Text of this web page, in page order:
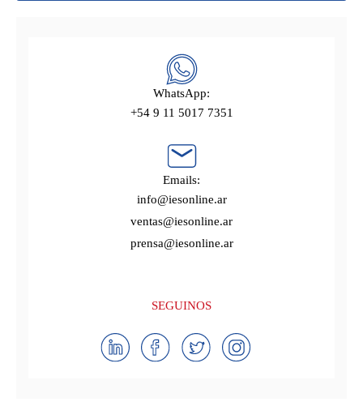
WhatsApp:
+54 9 11 5017 7351
Emails:
info@iesonline.ar
ventas@iesonline.ar
prensa@iesonline.ar
SEGUINOS